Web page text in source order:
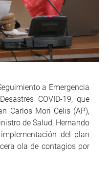
a Emergencia
COVID-19, que
Carlos Mori Celis (AP),
de Salud, Hernando
del plan
ola de contagios por